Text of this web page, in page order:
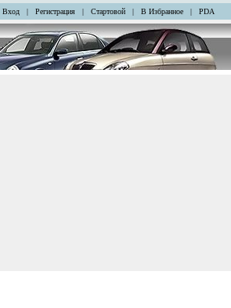
Вход | Регистрация | Стартовой | В Избранное | PDA